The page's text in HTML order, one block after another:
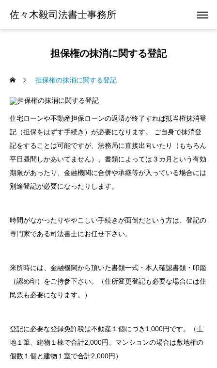
佐々木毅司法書士事務所
担保権の抹消に関する登記
担保権の抹消に関する登記
住宅ローンや不動産担保ローンの返済が終了すれば抵当権抹消登
記（担保をはずす手続き）が必要になります。 ご自身で抹消登
記をすることは可能ですが、法務局に直接出向いたり（もちろん
平日昼間しかあいてません）、書類によっては３カ月という有効
期限があったり、金融機関に合併や承継等が入っている場合には
別途登記が必要になったりします。
時間がなかったりややこしい手続きが面倒だという方は、登記の
専門家である司法書士にお任せ下さい。
来所時には、金融機関から頂いた書類一式・本人確認書類・印鑑
（認め印）をご持参下さい。（住所変更登記も必要な場合には住
民票も必要になります。）
登記に必要な登録免許税は不動産１個につき1,000円です。（土
地１筆、建物１棟で合計2,000円、マンションの場合は敷地権の
個数１個と建物１室で合計2,000円）